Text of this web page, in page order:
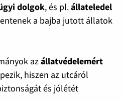
dolgok, és pl.állateledel
a bajba jutott állatok
azállatvédelemért
hiszen az utcáról
és jólétét